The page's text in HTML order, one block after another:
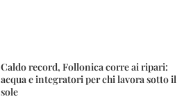
Caldo record, Follonica corre ai ripari:
acqua e integratori per chi lavora sotto il
sole